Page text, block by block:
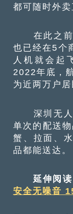
都可随时外卖
在此之前
也已经在5个
人机就会起
2022年底，
为近两万户居
深圳无人
单次的配送
蟹、拉面、
品都能送达。
延伸阅读
安全无噪音